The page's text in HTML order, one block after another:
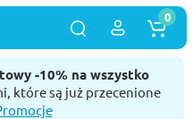
-10% na wszystko
które są już przecenione
0